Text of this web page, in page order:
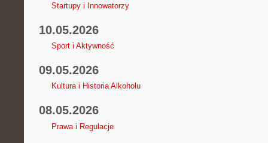
Startupy i Innowatorzy
10.05.2026
Sport i Aktywność
09.05.2026
Kultura i Historia Alkoholu
08.05.2026
Prawa i Regulacje